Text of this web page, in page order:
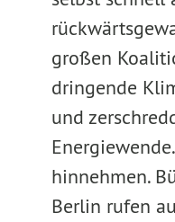
großen
dringende
und
hinnehmen.
Berlin rufen